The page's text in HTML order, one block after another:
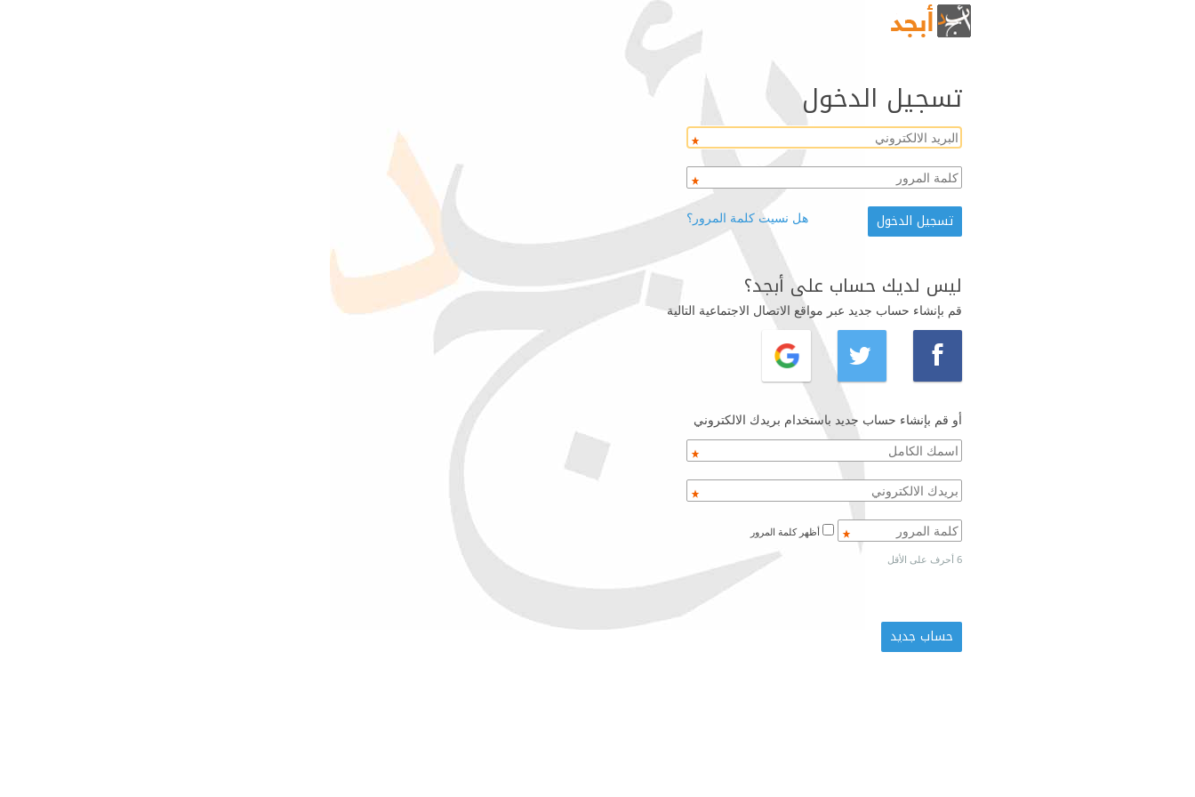
تسجيل الدخول
هل نسيت كلمة المرور؟
ليس لديك حساب على أبجد؟
قم بإنشاء حساب جديد عبر مواقع الاتصال الاجتماعية التالية
أو قم بإنشاء حساب جديد باستخدام بريدك الالكتروني
6 أحرف على الأقل